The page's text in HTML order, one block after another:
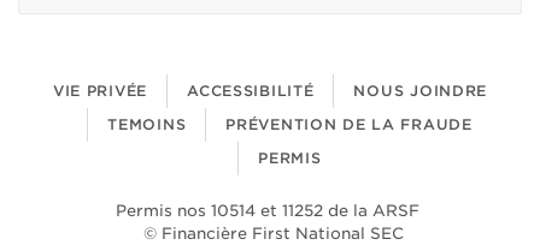
VIE PRIVÉE ACCESSIBILITÉ
NOUS JOINDRE
TEMOINS
PRÉVENTION DE LA FRAUDE
PERMIS
Permis nos 10514 et 11252 de la ARSF
© Financière First National SEC